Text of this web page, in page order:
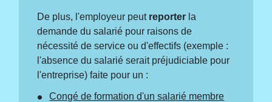
De plus, l'employeur peut reporter la
demande du salarié pour raisons de
nécessité de service ou d'effectifs (exemple :
l'absence du salarié serait préjudiciable pour
l'entreprise) faite pour un :
Congé de formation d'un salarié membre